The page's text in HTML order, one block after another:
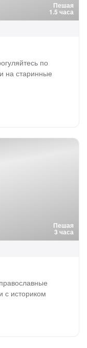
Пешая
1.5 часа
по
на старинные
Пешая
3 часа
с историком